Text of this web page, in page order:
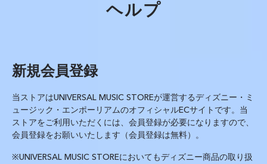
ヘルプ
新規会員登録
当ストアはUNIVERSAL MUSIC STOREが運営するディズニー・ミ
ュージック・エンポーリアムのオフィシャルECサイトです。当
ストアをご利用いただくには、会員登録が必要になりますので、
会員登録をお願いいたします（会員登録は無料）。
※UNIVERSAL MUSIC STOREにおいてもディズニー商品の取り扱